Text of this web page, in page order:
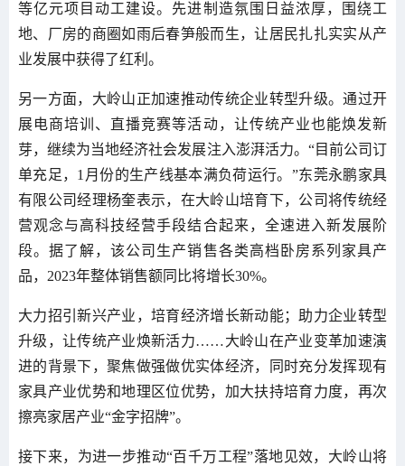
等亿元项目动工建设。先进制造氛围日益浓厚，围绕工
地、厂房的商圈如雨后春笋般而生，让居民扎扎实实从产
业发展中获得了红利。
另一方面，大岭山正加速推动传统企业转型升级。通过开
展电商培训、直播竞赛等活动，让传统产业也能焕发新
芽，继续为当地经济社会发展注入澎湃活力。“目前公司订
单充足，1月份的生产线基本满负荷运行。”东莞永鹏家具
有限公司经理杨奎表示，在大岭山培育下，公司将传统经
营观念与高科技经营手段结合起来，全速进入新发展阶
段。据了解，该公司生产销售各类高档卧房系列家具产
品，2023年整体销售额同比将增长30%。
大力招引新兴产业，培育经济增长新动能；助力企业转型
升级，让传统产业焕新活力……大岭山在产业变革加速演
进的背景下，聚焦做强做优实体经济，同时充分发挥现有
家具产业优势和地理区位优势，加大扶持培育力度，再次
擦亮家居产业“金字招牌”。
接下来，为进一步推动“百千万工程”落地见效，大岭山将